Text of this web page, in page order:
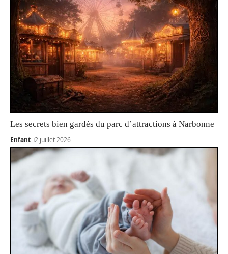
Les secrets bien gardés du parc d’attractions à Narbonne
Enfant 2 juillet 2026